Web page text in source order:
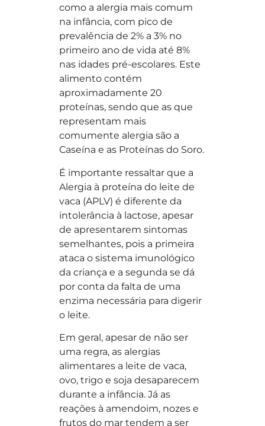
como a alergia mais comum
na infância, com pico de
prevalência de 2% a 3% no
primeiro ano de vida até 8%
nas idades pré-escolares. Este
alimento contém
aproximadamente 20
proteínas, sendo que as que
representam mais
comumente alergia são a
Caseína e as Proteínas do Soro.
É importante ressaltar que a
Alergia à proteína do leite de
vaca (APLV) é diferente da
intolerância à lactose, apesar
de apresentarem sintomas
semelhantes, pois a primeira
ataca o sistema imunológico
da criança e a segunda se dá
por conta da falta de uma
enzima necessária para digerir
o leite.
Em geral, apesar de não ser
uma regra, as alergias
alimentares a leite de vaca,
ovo, trigo e soja desaparecem
durante a infância. Já as
reações à amendoim, nozes e
frutos do mar tendem a ser